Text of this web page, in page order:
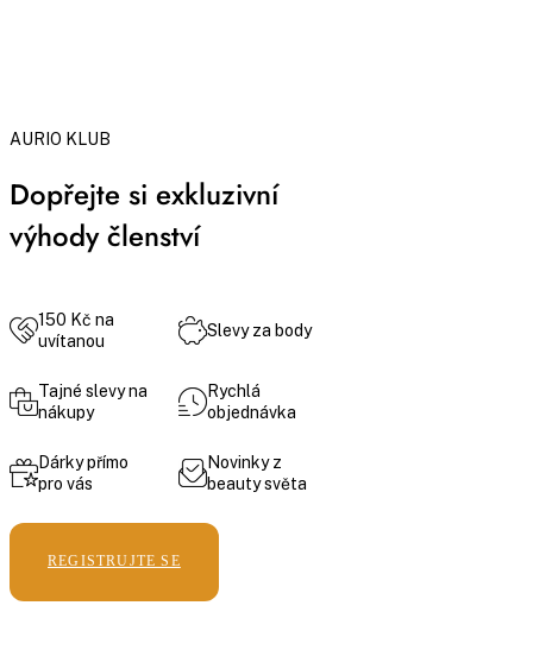
AURIO KLUB
Dopřejte si exkluzivní
výhody členství
150 Kč na
uvítanou
Slevy za body
Tajné slevy na
nákupy
Rychlá
objednávka
Dárky přímo
pro vás
Novinky z
beauty světa
REGISTRUJTE SE